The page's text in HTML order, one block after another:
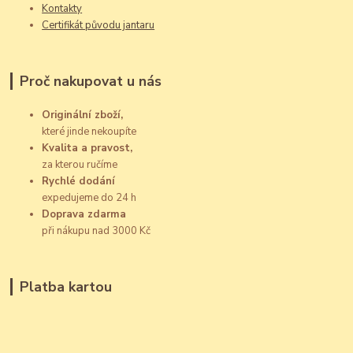
Kontakty
Certifikát původu jantaru
Proč nakupovat u nás
Originální zboží,
které jinde nekoupíte
Kvalita a pravost,
za kterou ručíme
Rychlé dodání
expedujeme do 24 h
Doprava zdarma
při nákupu nad 3000 Kč
Platba kartou